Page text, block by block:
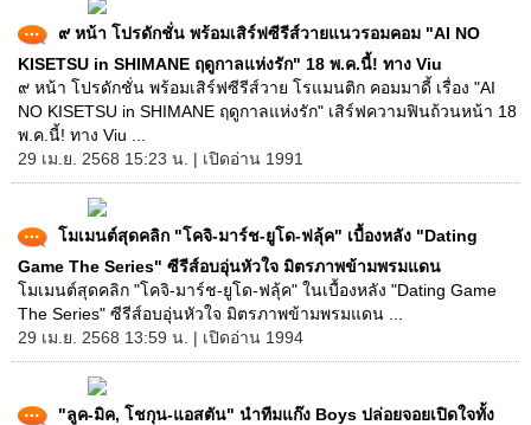
๙ หน้า โปรดักชั่น พร้อมเสิร์ฟซีรีส์วายแนวรอมคอม "AI NO
KISETSU in SHIMANE ฤดูกาลแห่งรัก" 18 พ.ค.นี้! ทาง Viu
๙ หน้า โปรดักชั่น พร้อมเสิร์ฟซีรีส์วาย โรแมนติก คอมมาดี้ เรื่อง "AI
NO KISETSU in SHIMANE ฤดูกาลแห่งรัก" เสิร์ฟความฟินถ้วนหน้า 18
พ.ค.นี้! ทาง Viu ...
29 เม.ย. 2568 15:23 น. | เปิดอ่าน 1991
โมเมนต์สุดคลิก "โคจิ-มาร์ช-ยูโด-ฟลุ้ค" เบื้องหลัง "Dating
Game The Series" ซีรีส์อบอุ่นหัวใจ มิตรภาพข้ามพรมแดน
โมเมนต์สุดคลิก "โคจิ-มาร์ช-ยูโด-ฟลุ้ค" ในเบื้องหลัง "Dating Game
The Series" ซีรีส์อบอุ่นหัวใจ มิตรภาพข้ามพรมแดน ...
29 เม.ย. 2568 13:59 น. | เปิดอ่าน 1994
"ลูค-มิค, โชกุน-แอสตัน" นำทีมแก๊ง Boys ปล่อยจอยเปิดใจทั้ง